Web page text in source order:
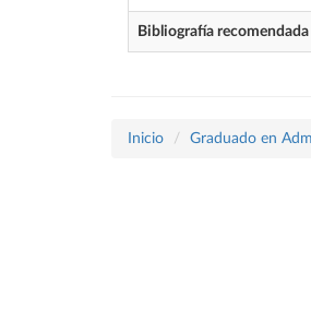
Bibliografía recomendada
Inicio Graduado en